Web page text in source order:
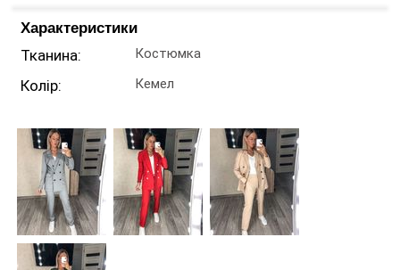
Характеристики
Тканина: Костюмка
Колір: Кемел